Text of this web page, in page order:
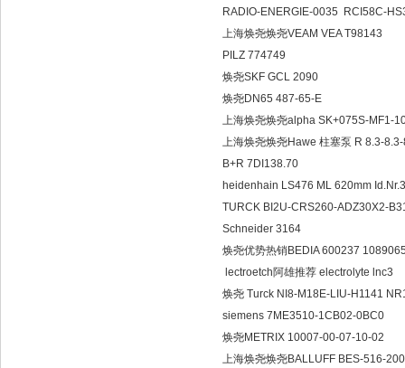
RADIO-ENERGIE-0035
上海焕尧焕尧VEAM VEA
PILZ 774749
焕尧SKF GCL 2090
焕尧DN65 487-65-E
上海焕尧焕尧alpha
上海焕尧焕尧Hawe 柱塞泵 R
B+R 7DI138.70
heidenhain LS476 ML 620mm
TURCK BI2U-CRS260-
Schneider 3164
焕尧优势热销BEDIA 600237
lectroetch阿雄推荐
焕尧 Turck NI8-M18E-LIU-
siemens 7ME3510-
焕尧METRIX 10007-00-
上海焕尧焕尧BALLUFF